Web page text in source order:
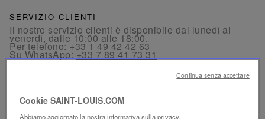
SERVIZIO CLIENTI
Il nostro servizio clienti è disponibile dal lunedì al
venerdì, dalle 10:00 alle 18:00.
Per telefono:+33 1 49 42 42 63
Su WhatsApp:+33 7 89 41 73 31
PerEmail
Cookie SAINT-LOUIS.COM
Abbiamo aggiornato la nostra informativa sulla privacy.
Continua senza accettare